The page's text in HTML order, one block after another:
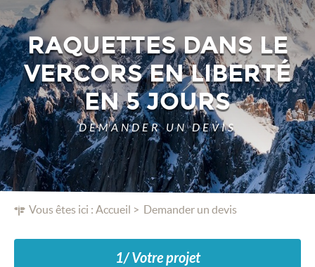
Vous êtes ici : Accueil Demander un devis
RAQUETTES DANS LE
VERCORS EN LIBERTÉ
EN 5 JOURS
DEMANDER UN DEVIS
1/ Votre projet